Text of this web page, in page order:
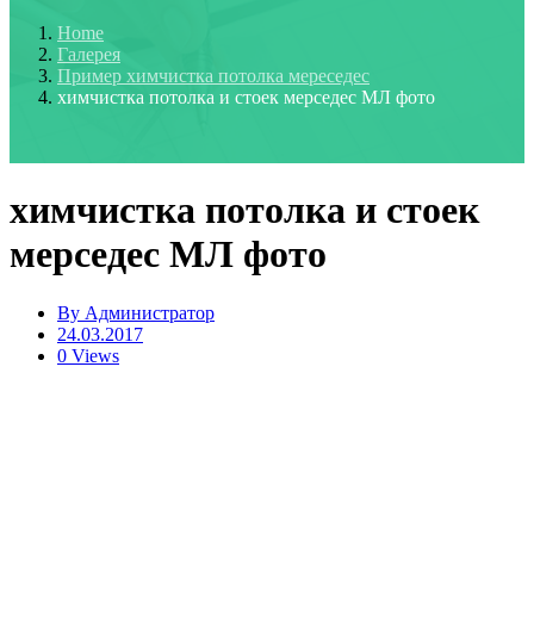
Home
Галерея
Пример химчистка потолка мереседес
химчистка потолка и стоек мерседес МЛ фото
химчистка потолка и стоек
мерседес МЛ фото
By Администратор
24.03.2017
0 Views